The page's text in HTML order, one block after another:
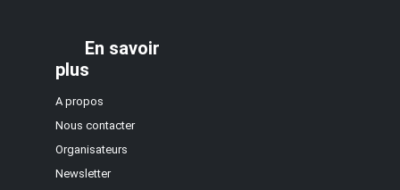
En savoir
plus
A propos
Nous contacter
Organisateurs
Newsletter